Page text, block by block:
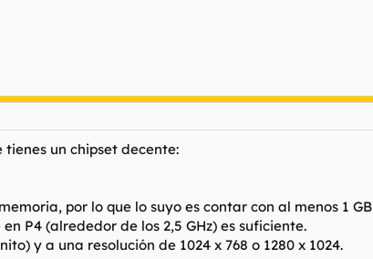
un chipset decente:
por lo que lo suyo es contar con al menos 1 GB
P4 (alrededor de los 2,5 GHz) es suficiente.
y a una resolución de 1024 x 768 o 1280 x 1024.